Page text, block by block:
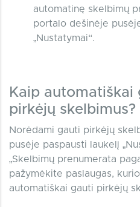
automatinę skelbimų
portalo dešinėje
„Nustatymai“.
Kaip automatiškai
pirkėjų skelbimus?
Norėdami gauti pirkėjų
pusėje paspausti laukelį
„Skelbimų prenumerata
pažymėkite paslaugas,
automatiškai gauti pirkėjų